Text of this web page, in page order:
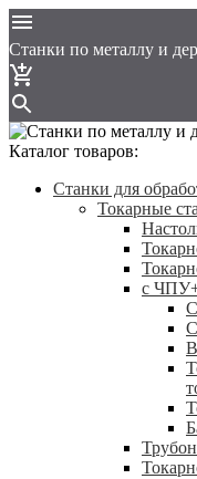
Cтанки по металлу и
Каталог товаров:
Станки для
Токарные
с ЧПУ